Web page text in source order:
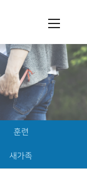
훈련
새가족